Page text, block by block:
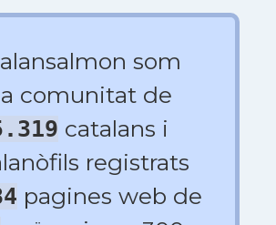
som
comunitat de
catalans i
registrats
pagines web de